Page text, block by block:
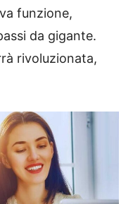
funzione,
da gigante.
rivoluzionata,